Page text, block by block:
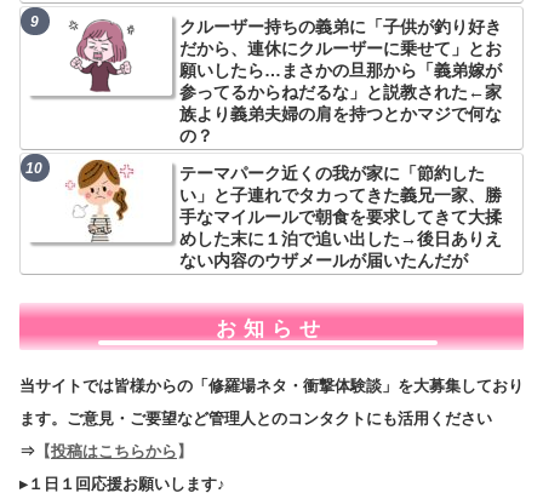
クルーザー持ちの義弟に「子供が釣り好き
だから、連休にクルーザーに乗せて」とお
願いしたら…まさかの旦那から「義弟嫁が
参ってるからねだるな」と説教された←家
族より義弟夫婦の肩を持つとかマジで何な
の？
テーマパーク近くの我が家に「節約した
い」と子連れでタカってきた義兄一家、勝
手なマイルールで朝食を要求してきて大揉
めした末に１泊で追い出した→後日ありえ
ない内容のウザメールが届いたんだが
お知らせ
当サイトでは皆様からの「修羅場ネタ・衝撃体験談」を大募集しており
ます。ご意見・ご要望など管理人とのコンタクトにも活用ください
⇒ 【投稿はこちらから 】
▸１日１回応援お願いします♪